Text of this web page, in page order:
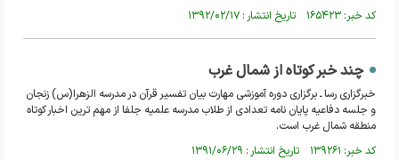
کد خبر: ۱۶۵۴۲۳ تاریخ انتشار : ۱۳۹۲/۰۲/۱۷
چند خبر کوتاه از شمال غرب
خبرگزاری رسا ـ برگزاری دوره آموزشی مهارت بیان تفسیر قرآن در مدرسه الزهرا(س) زنجان
و جلسه دفاعیه پایان نامه تعدادی از طلاب مدرسه علمیه جلفا از مهم ترین اخبار کوتاه
منطقه شمال غرب است.
کد خبر: ۱۳۹۲۶۱ تاریخ انتشار : ۱۳۹۱/۰۶/۲۹